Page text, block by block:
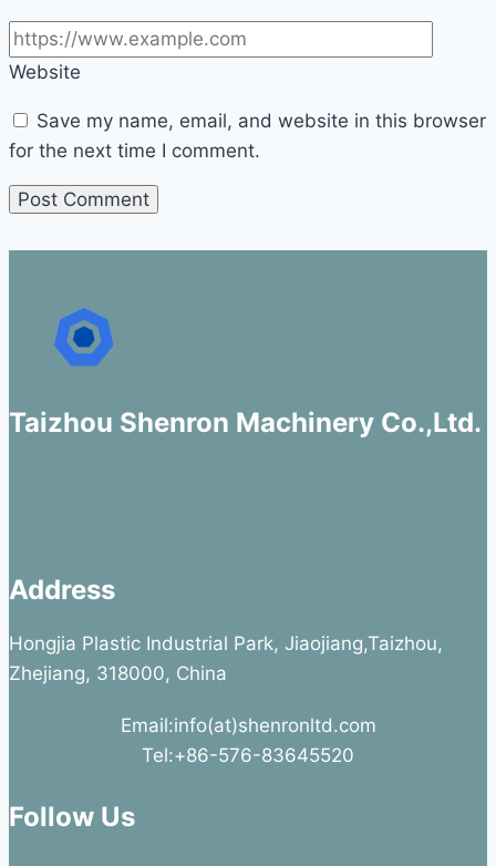
Website
Save my name, email, and website in this browser
for the next time I comment.
Taizhou Shenron Machinery Co.,Ltd.
Address
Hongjia Plastic Industrial Park, Jiaojiang,Taizhou,
Zhejiang, 318000, China
Email:info(at)shenronltd.com
Tel:+86-576-83645520
Follow Us